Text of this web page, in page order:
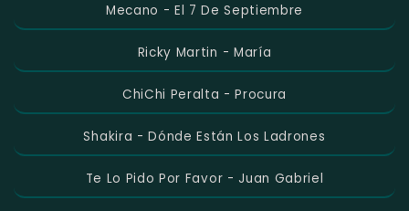
Mecano - El 7 De Septiembre
Ricky Martin - María
ChiChi Peralta - Procura
Shakira - Dónde Están Los Ladrones
Te Lo Pido Por Favor - Juan Gabriel